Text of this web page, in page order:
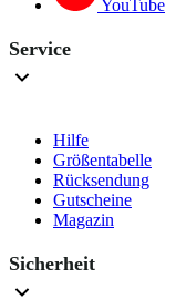
YouTube
Service
Hilfe
Größentabelle
Rücksendung
Gutscheine
Magazin
Sicherheit